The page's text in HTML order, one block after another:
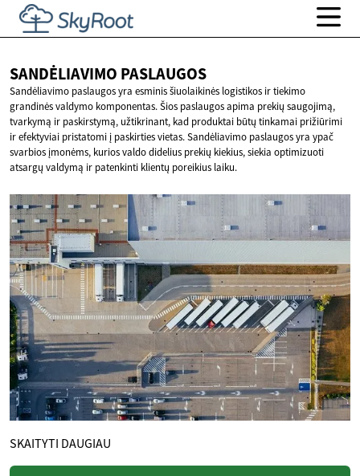
SANDĖLIAVIMO PASLAUGOS
Sandėliavimo paslaugos yra esminis šiuolaikinės logistikos ir tiekimo
grandinės valdymo komponentas. Šios paslaugos apima prekių saugojimą,
tvarkymą ir paskirstymą, užtikrinant, kad produktai būtų tinkamai prižiūrimi
ir efektyviai pristatomi į paskirties vietas. Sandėliavimo paslaugos yra ypač
svarbios įmonėms, kurios valdo didelius prekių kiekius, siekia optimizuoti
atsargų valdymą ir patenkinti klientų poreikius laiku.
SKAITYTI DAUGIAU